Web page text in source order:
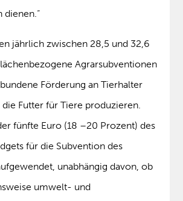
dienen.“
jährlich zwischen 28,5 und 32,6
Agrarsubventionen
Förderung an Tierhalter
Futter für Tiere produzieren.
fünfte Euro (18 –20 Prozent) des
für die Subvention des
unabhängig davon, ob
umwelt- und